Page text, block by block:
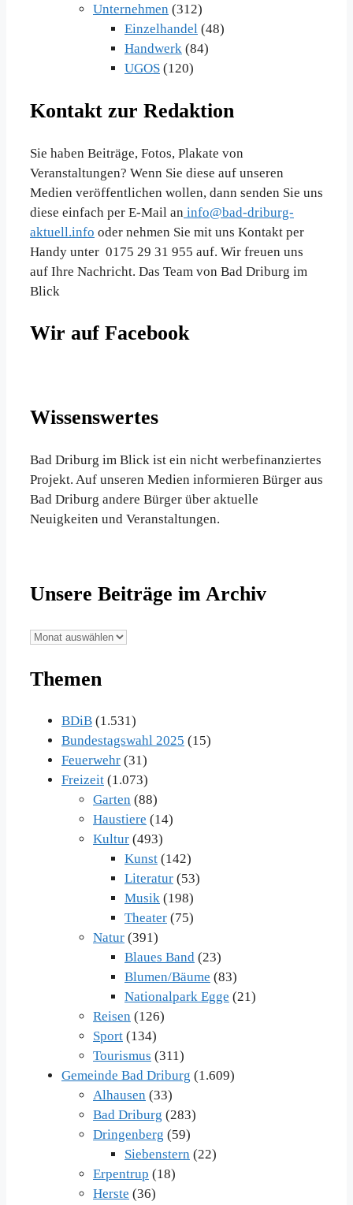
Unternehmen (312)
Einzelhandel (48)
Handwerk (84)
UGOS (120)
Kontakt zur Redaktion
Sie haben Beiträge, Fotos, Plakate von
Veranstaltungen? Wenn Sie diese auf unseren
Medien veröffentlichen wollen, dann senden Sie uns
diese einfach per E-Mail an info@bad-driburg-
aktuell.info oder nehmen Sie mit uns Kontakt per
Handy unter 0175 29 31 955 auf. Wir freuen uns
auf Ihre Nachricht. Das Team von Bad Driburg im
Blick
Wir auf Facebook
Wissenswertes
Bad Driburg im Blick ist ein nicht werbefinanziertes
Projekt. Auf unseren Medien informieren Bürger aus
Bad Driburg andere Bürger über aktuelle
Neuigkeiten und Veranstaltungen.
Unsere Beiträge im Archiv
Unsere
im
Themen
BDiB (1.531)
Bundestagswahl 2025 (15)
Feuerwehr (31)
Freizeit (1.073)
Garten (88)
Haustiere (14)
Kultur (493)
Kunst (142)
Literatur (53)
Musik (198)
Theater (75)
Natur (391)
Blaues Band (23)
Blumen/Bäume (83)
Nationalpark Egge (21)
Reisen (126)
Sport (134)
Tourismus (311)
Gemeinde Bad Driburg (1.609)
Alhausen (33)
Bad Driburg (283)
Dringenberg (59)
Siebenstern (22)
Erpentrup (18)
Herste (36)